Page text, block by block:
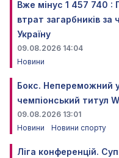
Вже мінус 1 457 740 :
втрат загарбників за
Україну
09.08.2026 14:04
Новини
Бокс. Непереможний
чемпіонський титул
09.08.2026 13:01
Новини
Новини спорту
Ліга конференцій.